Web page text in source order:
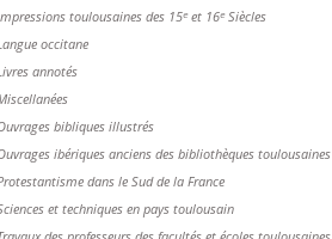
toulousaines des 15ᵉ et 16ᵉ Siècles
occitane
annotés
bibliques illustrés
ibériques anciens des bibliothèques toulousaines
dans le Sud de la France
et techniques en pays toulousain